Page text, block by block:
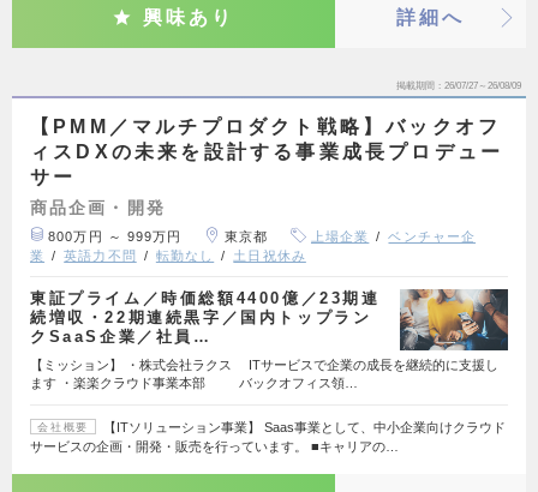
興味あり 詳細へ
掲載期間 26/07/27～26/08/09
【PMM／マルチプロダクト戦略】バックオフ
ィスDXの未来を設計する事業成長プロデュー
サー
商品企画・開発
800万円 ～ 999万円 東京都 上場企業
ベンチャー企
業
英語力不問 転勤なし 土日祝休み
東証プライム／時価総額4400億／23期連
続増収・22期連続黒字／国内トップラン
クSaaS企業／社員…
【ミッション】 ・株式会社ラクス ITサービスで企業の成長を継続的に支援し
ます ・楽楽クラウド事業本部 バックオフィス領…
会社概要
【ITソリューション事業】 Saas事業として、中小企業向けクラウド
サービスの企画・開発・販売を行っています。 ■キャリアの…